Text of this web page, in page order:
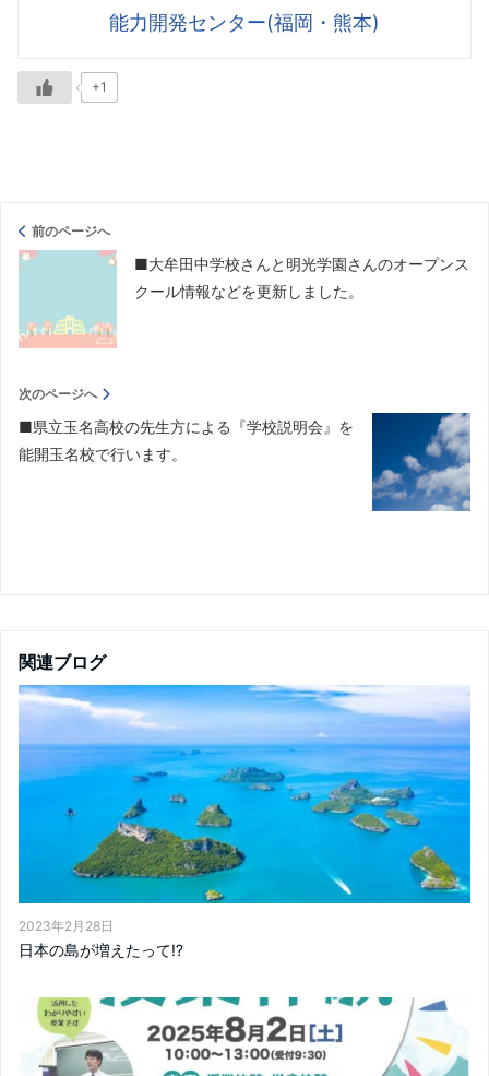
能力開発センター(福岡・熊本)
+1
前のページへ
■大牟田中学校さんと明光学園さんのオープンス
クール情報などを更新しました。
次のページへ
■県立玉名高校の先生方による『学校説明会』を
能開玉名校で行います。
関連ブログ
2023年2月28日
日本の島が増えたって⁉